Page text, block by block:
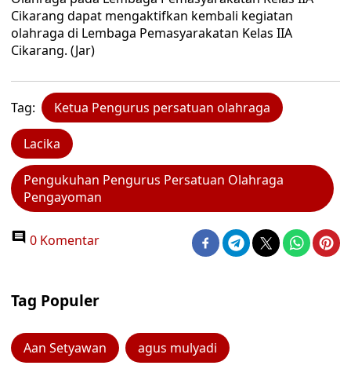
Cikarang dapat mengaktifkan kembali kegiatan
olahraga di Lembaga Pemasyarakatan Kelas IIA
Cikarang. (Jar)
Tag: Ketua Pengurus persatuan olahraga
Lacika
Pengukuhan Pengurus Persatuan Olahraga
Pengayoman
0 Komentar
Tag Populer
Aan Setyawan agus mulyadi